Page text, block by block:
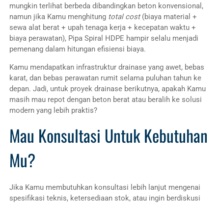
mungkin terlihat berbeda dibandingkan beton konvensional,
namun jika Kamu menghitung total cost(biaya material +
sewa alat berat + upah tenaga kerja + kecepatan waktu +
biaya perawatan), Pipa Spiral HDPE hampir selalu menjadi
pemenang dalam hitungan efisiensi biaya.
Kamu mendapatkan infrastruktur drainase yang awet, bebas
karat, dan bebas perawatan rumit selama puluhan tahun ke
depan. Jadi, untuk proyek drainase berikutnya, apakah Kamu
masih mau repot dengan beton berat atau beralih ke solusi
modern yang lebih praktis?
Mau Konsultasi Untuk Kebutuhan
Mu?
Jika Kamu membutuhkan konsultasi lebih lanjut mengenai
spesifikasi teknis, ketersediaan stok, atau ingin berdiskusi